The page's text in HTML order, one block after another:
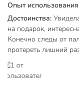
Подходят ли эти
Да, набор из 6
для дачи,
подарок.
Из какого
форма?
Опыт
Достоинства:
на подарок,
Конечно следы от
протереть лишний